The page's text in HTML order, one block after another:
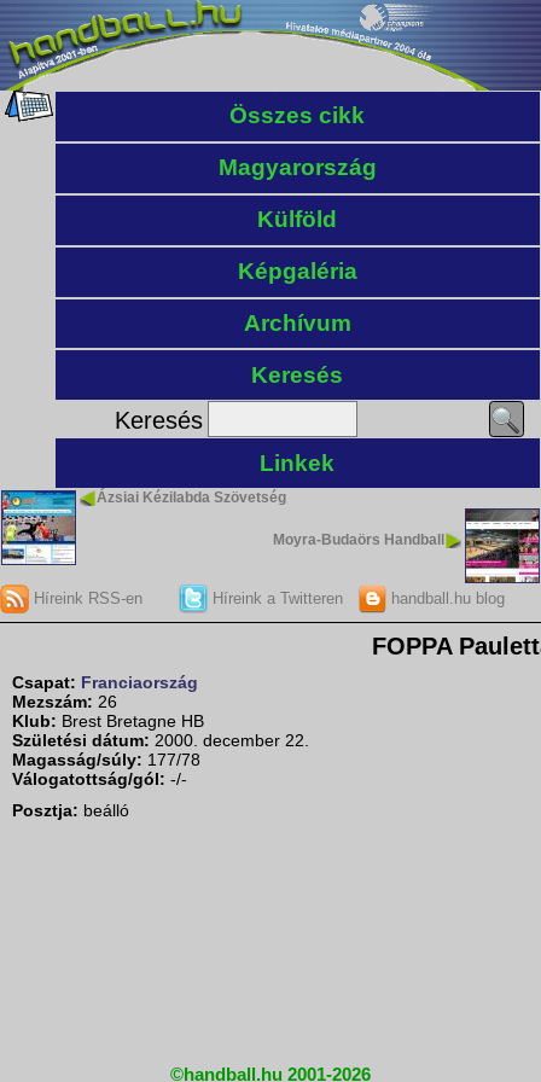
Összes cikk
Magyarország
Külföld
Képgaléria
Archívum
Keresés
Keresés
Linkek
Ázsiai Kézilabda Szövetség
Moyra-Budaörs Handball
Híreink RSS-en Híreink a Twitteren handball.hu blog
FOPPA
Csapat: Franciaország
Mezszám: 26
Klub: Brest Bretagne HB
Születési dátum: 2000. december 22.
Magasság/súly: 177/78
Válogatottság/gól: -/-
Posztja: beálló
©handball.hu 2001-2026